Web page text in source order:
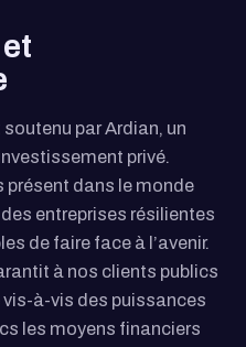
par Ardian, un
privé.
présent dans le monde
entreprises résilientes
de faire face à l’avenir.
à nos clients publics
vis-à-vis des puissances
les moyens financiers